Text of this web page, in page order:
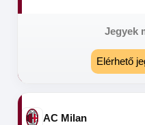
Jegyek
Elérhető
AC Milan